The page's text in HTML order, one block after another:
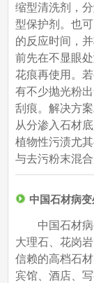
缩型清洗剂，
型保护剂。也
的反应时间，
前先在不显眼
花痕再使用。
有不少抛光粉
刮痕。解决方
从分渗入石材
植物性污渍尤
与去污粉末混
中国石材病
中国石材
大理石、花岗
信赖的高档石
宾馆、酒店、